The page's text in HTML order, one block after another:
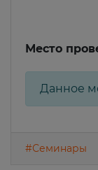
Место
Данное
#Семинары